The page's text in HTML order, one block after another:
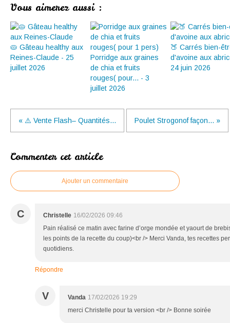
Vous aimerez aussi :
🥧 Gâteau healthy aux
Reines-Claude - 25
juillet 2026
Porridge aux graines
de chia et fruits
rouges( pour... - 3
juillet 2026
🍑 Carrés bien-
d'avoine aux
24 juin 2026
« ⚠️ Vente Flash– Quantités... Poulet Strogonof façon... »
Commenter cet article
Ajouter un commentaire
C Christelle 16/02/2026 09:46
Pain réalisé ce matin avec farine d’orge mondée et yaourt de
les points de la recette du coup)<br /> Merci Vanda, tes recettes
quotidiens.
Répondre
V Vanda 17/02/2026 19:29
merci Christelle pour ta version <br /> Bonne soirée